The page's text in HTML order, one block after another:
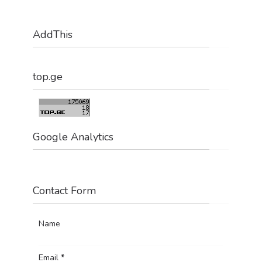
AddThis
top.ge
Google Analytics
Contact Form
Name
Email*